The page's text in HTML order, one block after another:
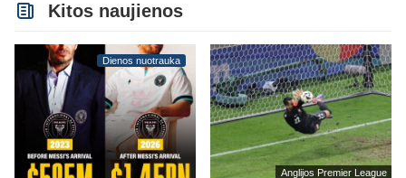
Kitos naujienos
Dienos nuotrauka
Anglijos Premier League